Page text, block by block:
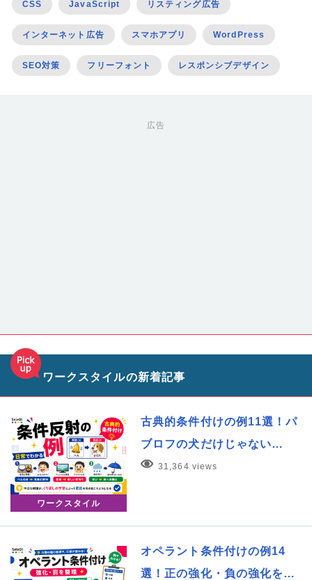
CSS JavaScript リスティング広告
インターネット広告 スマホアプリ WordPress
SEO対策 フリーフォント レスポンシブデザイン
広告
ワークスタイルの新着記事
ワークスタイル
古典的条件付けの例11選！パ
ブロフの犬だけじゃない…
31,364 views
オペラント条件付けの例14
選！正の強化・負の強化を…